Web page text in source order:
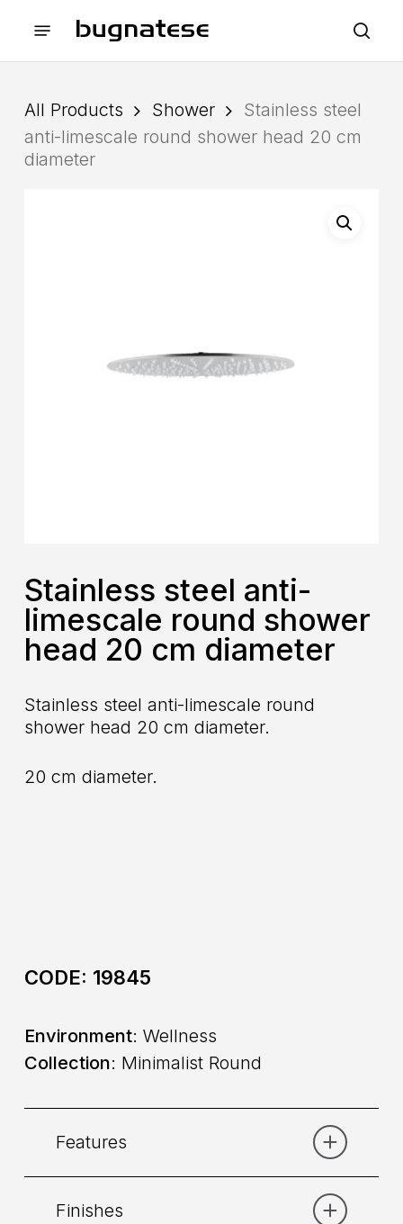
Menu
All Products Shower
Stainless steel
anti-limescale round shower head 20 cm
diameter
Stainless steel anti-
limescale round shower
head 20 cm diameter
Stainless steel anti-limescale round
shower head 20 cm diameter.
20 cm diameter.
CODE: 19845
Environment: Wellness
Collection: Minimalist Round
Features
Finishes